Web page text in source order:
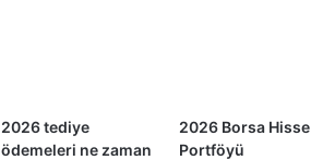
2026 tediye
ödemeleri ne zaman
2026 Borsa Hisse
Portföyü